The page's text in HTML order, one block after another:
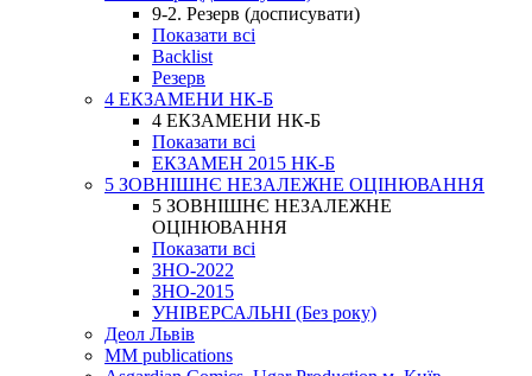
9-2. Резерв (досписувати)
Показати всі
Backlist
Резерв
4 ЕКЗАМЕНИ НК-Б
4 ЕКЗАМЕНИ НК-Б
Показати всі
ЕКЗАМЕН 2015 НК-Б
5 ЗОВНІШНЄ НЕЗАЛЕЖНЕ ОЦІНЮВАННЯ
5 ЗОВНІШНЄ НЕЗАЛЕЖНЕ
ОЦІНЮВАННЯ
Показати всі
ЗНО-2022
ЗНО-2015
УНІВЕРСАЛЬНІ (Без року)
Деол Львів
MM publications